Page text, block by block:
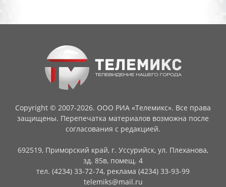
Copyright © 2007-2026. ООО РИА «Телемикс». Все права
защищены. Перепечатка материалов возможна после
согласования с редакцией.
692519, Приморский край, г. Уссурийск, ул. Плеханова,
зд. 85в, помещ. 4
тел. (4234) 33-72-74, реклама (4234) 33-93-99
telemiks@mail.ru